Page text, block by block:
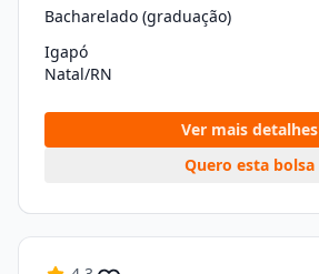
Bacharelado (graduação)
Igapó
Natal/RN
Ver mais detalhes
Quero esta bolsa